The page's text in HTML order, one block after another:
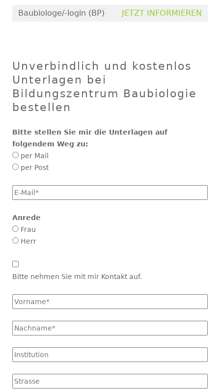
Baubiologe/-login (BP) JETZT INFORMIEREN
Unverbindlich und kostenlos
Unterlagen bei
Bildungszentrum Baubiologie
bestellen
Bitte stellen Sie mir die Unterlagen auf
folgendem Weg zu:
per Mail
per Post
E-
*
Anrede
Frau
Herr
Kontakt
aufnehmen
Bitte nehmen Sie mit mir Kontakt auf.
Vorname
Name
Institution
Strasse